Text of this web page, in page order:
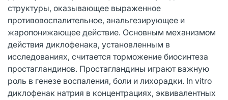
структуры, оказывающее выраженное
противовоспалительное, анальгезирующее и
жаропонижающее действие. Основным механизмом
действия диклофенака, установленным в
исследованиях, считается торможение биосинтеза
простагландинов. Простагландины играют важную
роль в генезе воспаления, боли и лихорадки. In vitro
диклофенак натрия в концентрациях, эквивалентных